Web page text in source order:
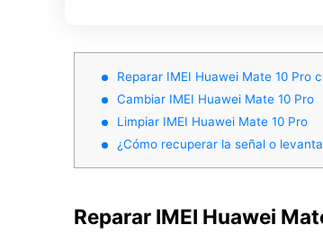
Reparar IMEI Huawei Mate 10 Pro
Cambiar IMEI Huawei Mate 10 Pro
Limpiar IMEI Huawei Mate 10 Pro
¿Cómo recuperar la señal o
Reparar IMEI Huawei